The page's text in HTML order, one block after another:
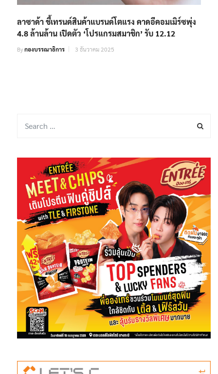
ลาซาด้า ชี้เทรนด์สินค้าแบรนด์โตแรง คาดอีคอมเมิร์ซพุ่ง
4.8 ล้านล้าน เปิดตัว ‘โปรแกรมสมาชิก’ รับ 12.12
Byกองบรรณาธิการ 3 ธันวาคม 2025